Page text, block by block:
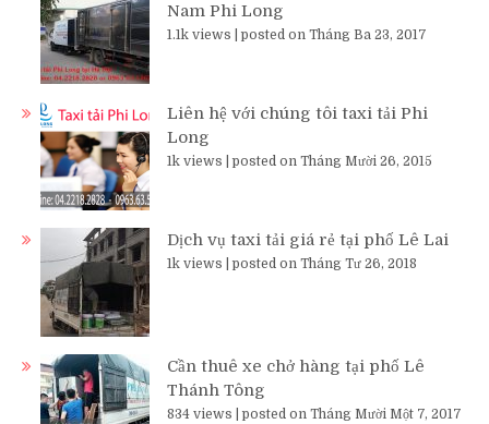
Nam Phi Long
1.1k views posted on Tháng Ba 23, 2017
Liên hệ với chúng tôi taxi tải Phi
Long
1k views posted on Tháng Mười 26, 2015
Dịch vụ taxi tải giá rẻ tại phố Lê Lai
1k views posted on Tháng Tư 26, 2018
Cần thuê xe chở hàng tại phố Lê
Thánh Tông
834 views posted on Tháng Mười Một 7, 2017